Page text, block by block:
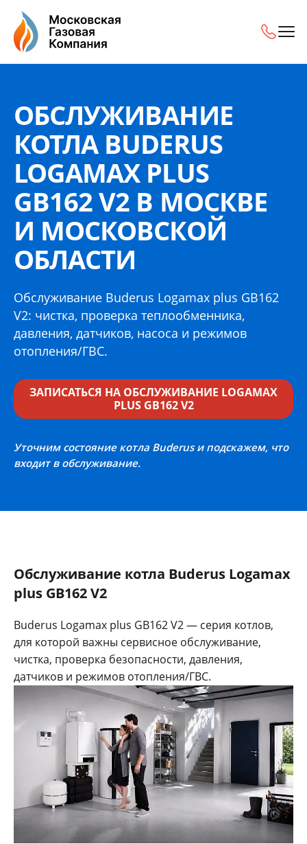
ОБСЛУЖИВАНИЕ
КОТЛА BUDERUS
LOGAMAX PLUS
GB162 V2 В МОСКВЕ
И МОСКОВСКОЙ
ОБЛАСТИ
Обслуживание Buderus Logamax plus GB162
V2: чистка, проверка теплообменника,
давления, датчиков, насоса и режимов
отопления/ГВС.
ЗАПИСАТЬСЯ НА ОБСЛУЖИВАНИЕ LOGAMAX
PLUS GB162 V2
Уточним состояние котла Buderus и подскажем, что
входит в обслуживание.
Обслуживание котла Buderus Logamax
plus GB162 V2
Buderus Logamax plus GB162 V2 — серия котлов,
для которой важны сервисное обслуживание,
чистка, проверка безопасности, давления,
датчиков и режимов отопления/ГВС.